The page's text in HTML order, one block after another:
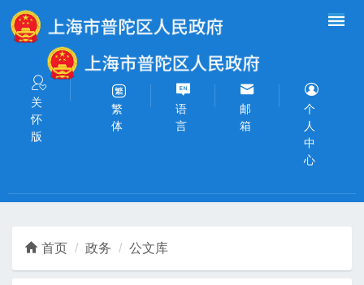
无障碍操作说明
关
怀
版
繁
体
语
言
邮
箱
个
人
中
心
首页 政务 公文库